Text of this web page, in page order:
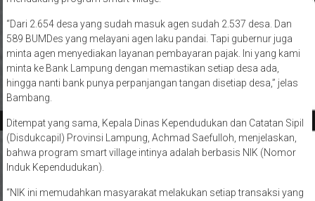
“Dari 2.654 desa yang sudah masuk agen sudah 2.537 desa. Dan
589 BUMDes yang melayani agen laku pandai. Tapi gubernur juga
minta agen menyediakan layanan pembayaran pajak. Ini yang kami
minta ke Bank Lampung dengan memastikan setiap desa ada,
hingga nanti bank punya perpanjangan tangan disetiap desa,” jelas
Bambang.
Ditempat yang sama, Kepala Dinas Kependudukan dan Catatan Sipil
(Disdukcapil) Provinsi Lampung, Achmad Saefulloh, menjelaskan,
bahwa program smart village intinya adalah berbasis NIK (Nomor
Induk Kependudukan).
“NIK ini memudahkan masyarakat melakukan setiap transaksi yang